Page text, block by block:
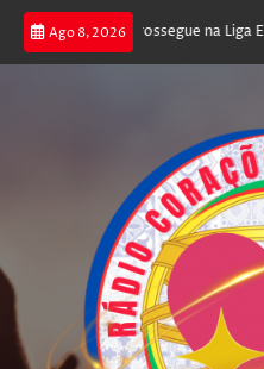
Ago 8, 2026
joga poker e prossegue na Liga